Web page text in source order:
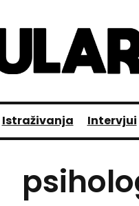
Istraživanja Intervjui